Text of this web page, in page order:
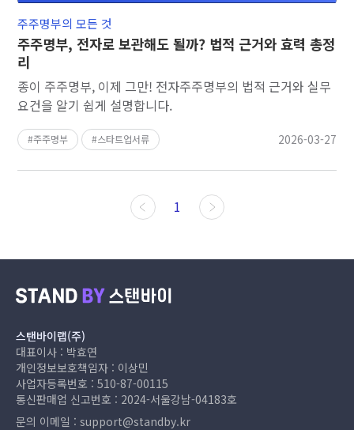
주주명부, 전자로 보관해도 될까? 법적 근거와 효력 총정
리
종이 주주명부, 이제 그만! 전자주주명부의 법적 근거와 실무
요건을 알기 쉽게 설명합니다.
주주명부의 모든 것
주주명부 스타트업서류 2026-03-27
1
스탠바이랩(주)
대표이사 : 박효연
개인정보보호책임자 : 이상민
사업자등록번호 : 510-87-00115
통신판매업 신고번호 : 2024-서울강남-04183호
문의 이메일 : support@standby.kr